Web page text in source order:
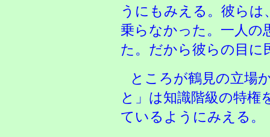
うにもみえる。彼ら
乗らなかった。一人の
た。だから彼らの目に
ところが鶴見の立場
と」は知識階級の特権
ているようにみえる。